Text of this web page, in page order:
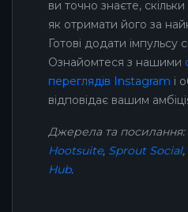
ви точно знаєте,
як отримати його за
Готові додати імпульсу
Ознайомтеся з нашими
переглядів Instagram і
відповідає вашим
Джерела та посилання:
Hootsuite, Sprout Social,
Hub.